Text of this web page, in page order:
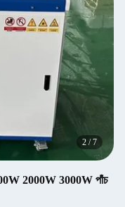
2 /7
2000W 3000W পাঁচ